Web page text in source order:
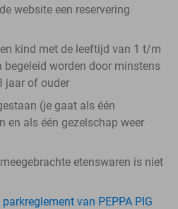
website een reservering
kind met de leeftijd van 1 t/m
begeleid worden door minstens
jaar of ouder
(je gaat als één
en als één gezelschap weer
etenswaren is niet
van PEPPA PIG